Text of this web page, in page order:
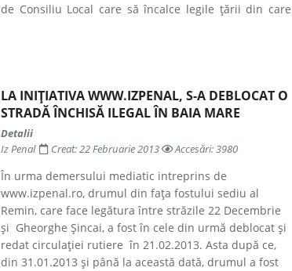
de Consiliu Local care să încalce legile țării din care
LA INIȚIATIVA WWW.IZPENAL, S-A DEBLOCAT O
STRADĂ ÎNCHISĂ ILEGAL ÎN BAIA MARE
Detalii
Iz Penal
Creat: 22 Februarie 2013 Accesări: 3980
În urma demersului mediatic intreprins de
www.izpenal.ro, drumul din fața fostului sediu al
Remin, care face legătura între străzile 22 Decembrie
și Gheorghe Șincai, a fost în cele din urmă deblocat și
redat circulației rutiere în 21.02.2013. Asta după ce,
din 31.01.2013 și până la această dată, drumul a fost